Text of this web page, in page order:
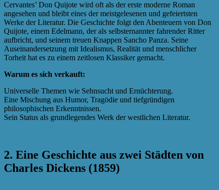
Cervantes’ Don Quijote wird oft als der erste moderne Roman
angesehen und bleibt eines der meistgelesenen und gefeiertsten
Werke der Literatur. Die Geschichte folgt den Abenteuern von Don
Quijote, einem Edelmann, der als selbsternannter fahrender Ritter
aufbricht, und seinem treuen Knappen Sancho Panza. Seine
Auseinandersetzung mit Idealismus, Realität und menschlicher
Torheit hat es zu einem zeitlosen Klassiker gemacht.
Warum es sich verkauft:
Universelle Themen wie Sehnsucht und Ernüchterung.
Eine Mischung aus Humor, Tragödie und tiefgründigen
philosophischen Erkenntnissen.
Sein Status als grundlegendes Werk der westlichen Literatur.
2. Eine Geschichte aus zwei Städten von
Charles Dickens (1859)